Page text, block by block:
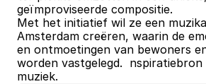
geïmproviseerde compositie.
Met het initiatief wil ze een
Amsterdam creëren, waarin de
en ontmoetingen van bewoners
worden vastgelegd.
muziek.